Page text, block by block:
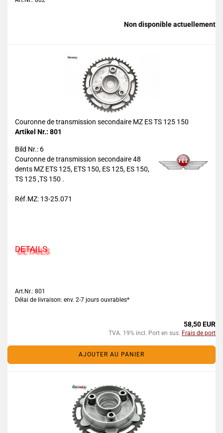
Non disponible actuellement
Couronne de transmission secondaire MZ ES TS 125 150
Artikel Nr.: 801
Bild Nr.: 6
Couronne de transmission secondaire 48
dents MZ ETS 125, ETS 150, ES 125, ES 150,
TS 125 ,TS 150 .
Réf.MZ: 13-25.071
DETAILS
Art.Nr.: 801
Délai de livraison: env. 2-7 jours ouvrables*
58,50 EUR
TVA. 19% incl. Port en sus. Frais de port
AJOUTER AU PANIER